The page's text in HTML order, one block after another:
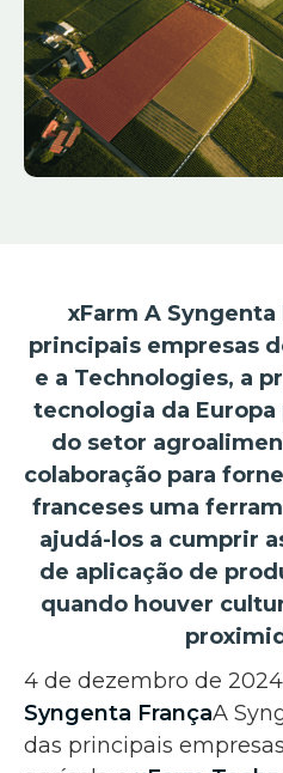
xFarm A Syngenta
principais empresas
e a Technologies, a
tecnologia da
do setor
colaboração para
franceses uma
ajudá-los a cumprir
de aplicação de
quando houver
4 de dezembro de
Syngenta FrançaA
das principais